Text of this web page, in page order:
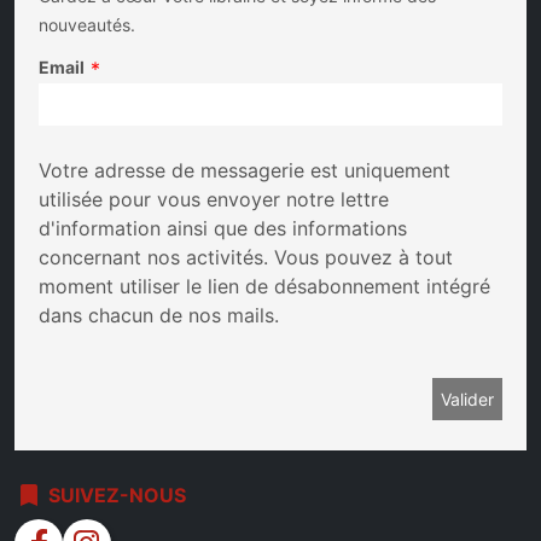
nouveautés.
Email *
Votre adresse de messagerie est uniquement
utilisée pour vous envoyer notre lettre
d'information ainsi que des informations
concernant nos activités. Vous pouvez à tout
moment utiliser le lien de désabonnement intégré
dans chacun de nos mails.
bookmark SUIVEZ-NOUS